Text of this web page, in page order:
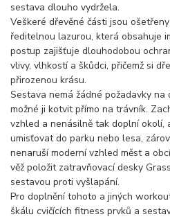
sestava dlouho vydržela.
Veškeré dřevěné části jsou
ředitelnou lazurou, která obsahuje
postup zajišťuje dlouhodobou
vlivy, vlhkostí a škůdci, přičemž si
přirozenou krásu.
Sestava nemá žádné požadavky
možné ji kotvit přímo na trávník.
vzhled a nenásilně tak doplní okolí,
umisťovat do parku nebo lesa,
nenaruší moderní vzhled měst a
věž položit zatravňovací desky
sestavou proti vyšlapání.
Pro doplnění tohoto a jiných
škálu cvičících fitness prvků a